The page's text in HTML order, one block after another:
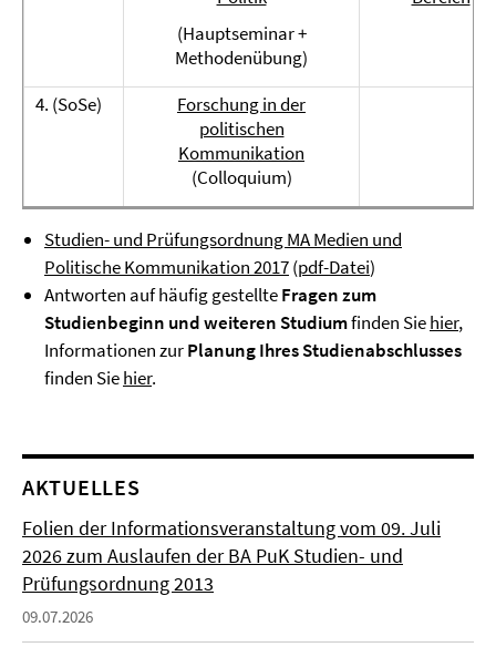
(Hauptseminar +
Methodenübung)
4. (SoSe)
Forschung in der
politischen
Kommunikation
(Colloquium)
Studien- und Prüfungsordnung MA Medien und
Politische Kommunikation 2017(pdf-Datei)
Antworten auf häufig gestellteFragen zum
Studienbeginn und weiteren Studiumfinden Siehier,
Informationen zurPlanung Ihres Studienabschlusses
finden Siehier.
AKTUELLES
Folien der Informationsveranstaltung vom 09. Juli
2026 zum Auslaufen der BA PuK Studien- und
Prüfungsordnung 2013
09.07.2026